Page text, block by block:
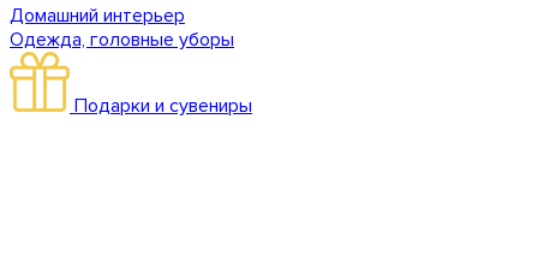
Домашний интерьер
Одежда, головные уборы
Подарки и сувениры